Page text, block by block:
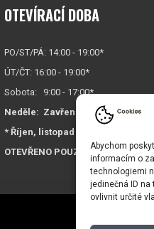
Abychom
informacím o
technologiemi
jedinečná ID
ovlivnit určité
OTEVÍRACÍ DOBA
PO/ST/PÁ: 14:00 - 19:00*
ÚT/ČT: 16:00 - 19:00*
Sobota: 9:00 - 17:00*
Neděle: Zavřeno
* Říjen, listopad a prosinec
OTEVŘENO POUZE
PO/ST/PÁ